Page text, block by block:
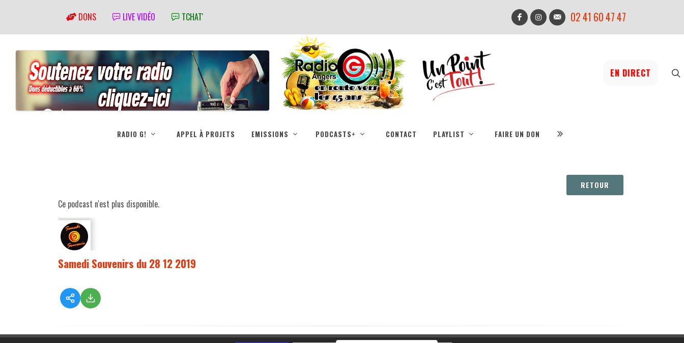
DONS LIVE VIDÉO TCHAT' 02 41 60 47 47
EN DIRECT
RADIO G! APPEL À PROJETS EMISSIONS PODCASTS+ CONTACT PLAYLIST FAIRE UN DON
RETOUR
Ce podcast n'est plus disponible.
Samedi Souvenirs du 28 12 2019